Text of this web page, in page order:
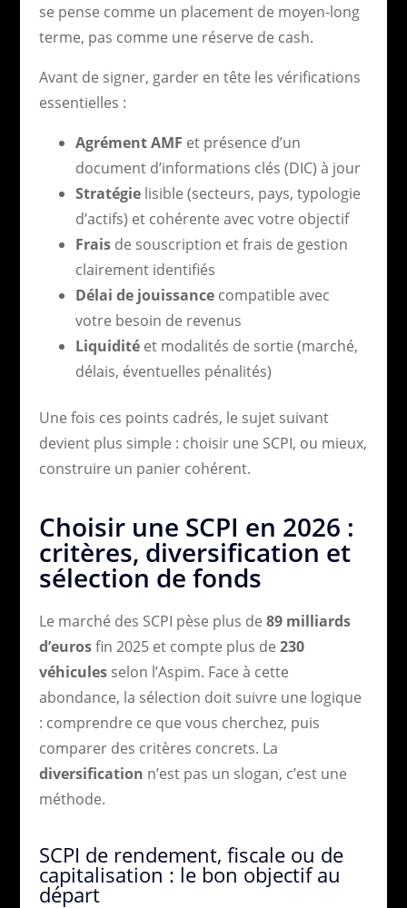
se pense comme un placement de moyen-long
terme, pas comme une réserve de cash.
Avant de signer, garder en tête les vérifications
essentielles :
Agrément AMF et présence d’un
document d’informations clés (DIC) à jour
Stratégielisible (secteurs, pays, typologie
d’actifs) et cohérente avec votre objectif
Fraisde souscription et frais de gestion
clairement identifiés
Délai de jouissancecompatible avec
votre besoin de revenus
Liquiditéet modalités de sortie (marché,
délais, éventuelles pénalités)
Une fois ces points cadrés, le sujet suivant
devient plus simple : choisir une SCPI, ou mieux,
construire un panier cohérent.
Choisir une SCPI en 2026 :
critères, diversification et
sélection de fonds
Le marché des SCPI pèse plus de 89 milliards
d’eurosfin 2025 et compte plus de 230
véhiculesselon l’Aspim. Face à cette
abondance, la sélection doit suivre une logique
: comprendre ce que vous cherchez, puis
comparer des critères concrets. La
diversification n’est pas un slogan, c’est une
méthode.
SCPI de rendement, fiscale ou de
capitalisation : le bon objectif au
départ